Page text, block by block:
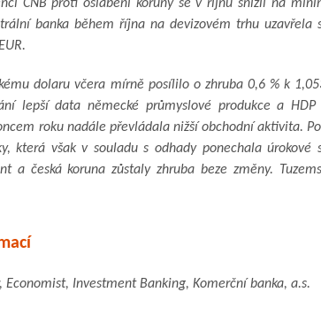
ČNB proti oslabení koruny se v říjnu snížil na
banka během října na devizovém trhu uzavřela
dolaru včera mírně posílilo o zhruba 0,6 % k
lepší data německé průmyslové produkce a
roku nadále převládala nižší obchodní aktivita.
která však v souladu s odhady ponechala úrokové
a česká koruna zůstaly zhruba beze změny.
Investment Banking, Komerční banka, a.s.